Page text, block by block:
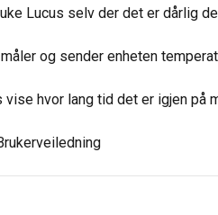
Lucus selv der det er dårlig
og sender enheten
vise hvor lang tid det er igjen på